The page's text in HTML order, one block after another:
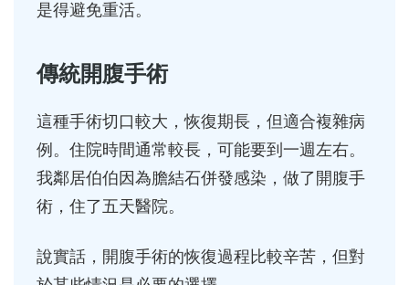
是得避免重活。
傳統開腹手術
這種手術切口較大，恢復期長，但適合複雜病
例。住院時間通常較長，可能要到一週左右。
我鄰居伯伯因為膽結石併發感染，做了開腹手
術，住了五天醫院。
說實話，開腹手術的恢復過程比較辛苦，但對